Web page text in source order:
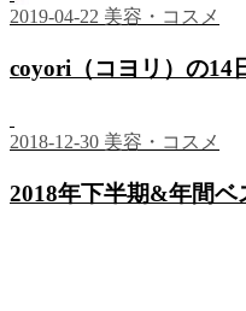
2019-04-22 美容・コスメ
coyori（コヨリ）の14
2018-12-30 美容・コスメ
2018年下半期&年間ベ